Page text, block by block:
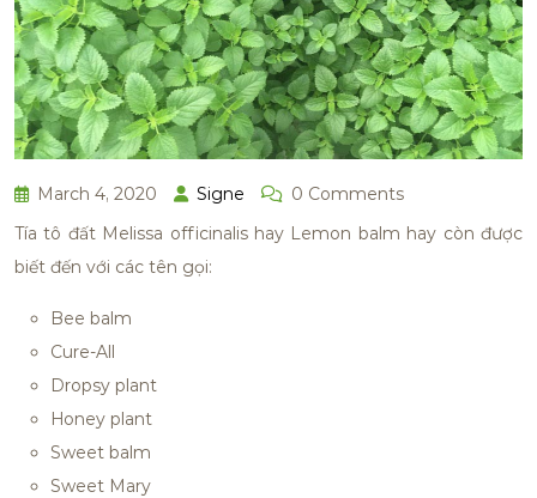
March 4, 2020 Signe
0 Comments
Tía tô đất Melissa officinalis hay Lemon balm hay còn được
biết đến với các tên gọi:
Bee balm
Cure-All
Dropsy plant
Honey plant
Sweet balm
Sweet Mary